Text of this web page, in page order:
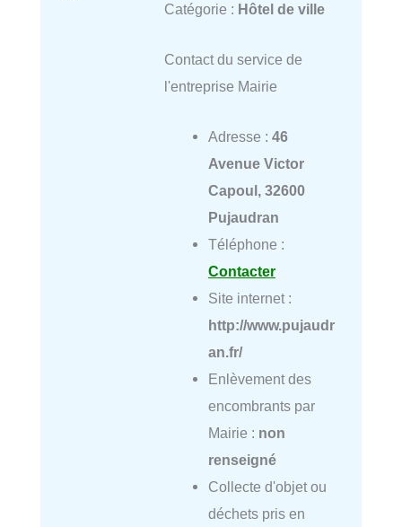
Catégorie : Hôtel de ville
Contact du service de
l'entreprise Mairie
Adresse : 46
Avenue Victor
Capoul, 32600
Pujaudran
Téléphone :
Contacter
Site internet :
http://www.pujaudr
an.fr/
Enlèvement des
encombrants par
Mairie : non
renseigné
Collecte d'objet ou
déchets pris en